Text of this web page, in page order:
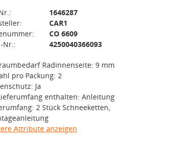
1646287
CAR1
CO 6609
Nr.:
4250040366093
Radinnenseite: 9 mm
pro Packung: 2
Ja
enthalten: Anleitung
2 Stück Schneeketten,
Attribute anzeigen